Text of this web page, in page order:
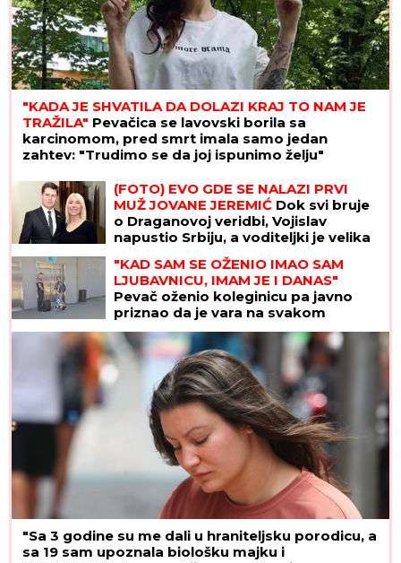
"KADA JE SHVATILA DA DOLAZI KRAJ TO NAM JE
TRAŽILA" Pevačica se lavovski borila sa
karcinomom, pred smrt imala samo jedan
zahtev: "Trudimo se da joj ispunimo želju"
(FOTO) EVO GDE SE NALAZI PRVI
MUŽ JOVANE JEREMIĆ Dok svi bruje
o Draganovoj veridbi, Vojislav
napustio Srbiju, a voditeljki je velika
podrška: "Brak nam je bio savršen"
"KAD SAM SE OŽENIO IMAO SAM
LJUBAVNICU, IMAM JE I DANAS"
Pevač oženio koleginicu pa javno
priznao da je vara na svakom
koraku: "Skoro svi na estradi imaju
paralelne veze"
"Sa 3 godine su me dali u hraniteljsku porodicu, a
sa 19 sam upoznala biološku majku i